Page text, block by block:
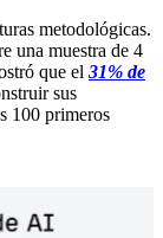
metodológicas.
una muestra de 4
que el 31% de
sus
100 primeros